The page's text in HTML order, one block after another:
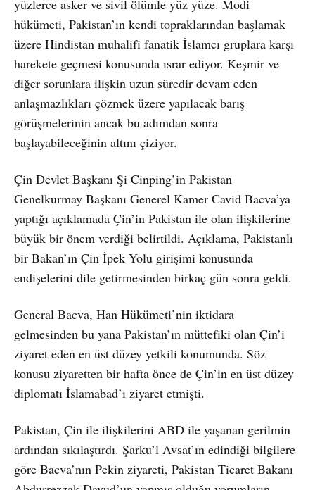
yüzlerce asker ve sivil ölümle yüz yüze. Modi
hükümeti, Pakistan’ın kendi topraklarından başlamak
üzere Hindistan muhalifi fanatik İslamcı gruplara karşı
harekete geçmesi konusunda ısrar ediyor. Keşmir ve
diğer sorunlara ilişkin uzun süredir devam eden
anlaşmazlıkları çözmek üzere yapılacak barış
görüşmelerinin ancak bu adımdan sonra
başlayabileceğinin altını çiziyor.
Çin Devlet Başkanı Şi Cinping’in Pakistan
Genelkurmay Başkanı Generel Kamer Cavid Bacva’ya
yaptığı açıklamada Çin’in Pakistan ile olan ilişkilerine
büyük bir önem verdiği belirtildi. Açıklama, Pakistanlı
bir Bakan’ın Çin İpek Yolu girişimi konusunda
endişelerini dile getirmesinden birkaç gün sonra geldi.
General Bacva, Han Hükümeti’nin iktidara
gelmesinden bu yana Pakistan’ın müttefiki olan Çin’i
ziyaret eden en üst düzey yetkili konumunda. Söz
konusu ziyaretten bir hafta önce de Çin’in en üst düzey
diplomatı İslamabad’ı ziyaret etmişti.
Pakistan, Çin ile ilişkilerini ABD ile yaşanan gerilmin
ardından sıkılaştırdı. Şarku’l Avsat’ın edindiği bilgilere
göre Bacva’nın Pekin ziyareti, Pakistan Ticaret Bakanı